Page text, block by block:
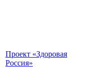
Проект «Здоровая
Россия»